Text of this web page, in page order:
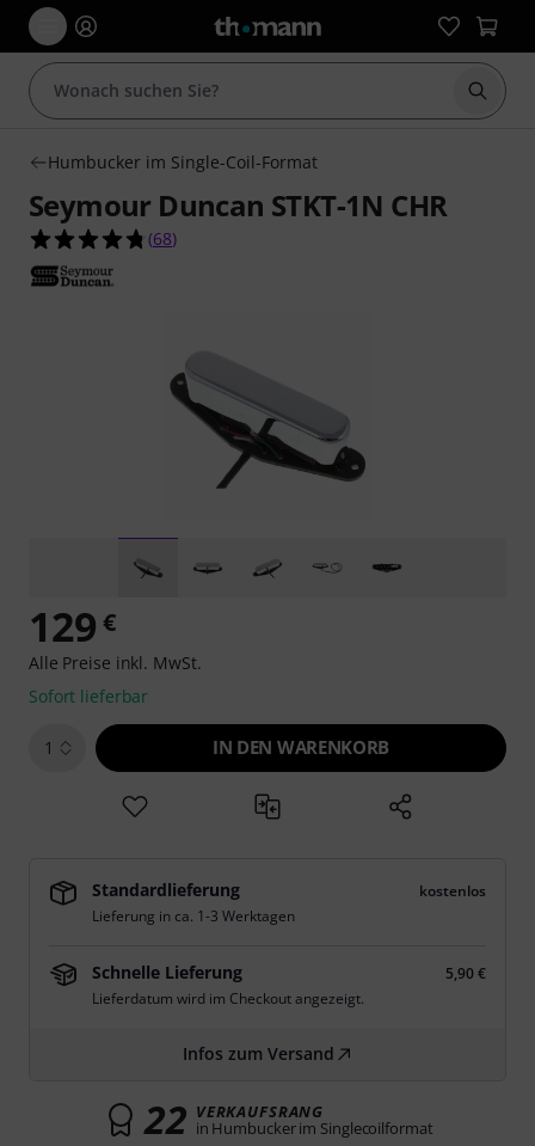
Suche
Humbucker im Single-Coil-Format
Seymour Duncan STKT-1N CHR
4.8 von 5 Sternen aus 68 Kundenbewertungen
(68)
129 €
Alle Preise inkl. MwSt.
Sofort lieferbar
1 IN DEN WARENKORB
Standardlieferung
kostenlos
Lieferung in ca. 1-3 Werktagen
Schnelle Lieferung
5,90 €
Lieferdatum wird im Checkout angezeigt.
Infos zum Versand
22 VERKAUFSRANG
in Humbucker im Singlecoilformat